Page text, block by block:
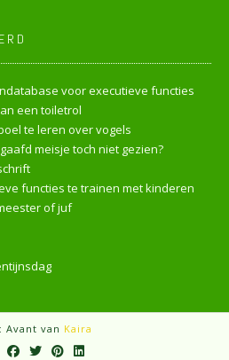
voor executieve functies
een toiletrol
te leren over vogels
meisje toch niet gezien?
functies te trainen met kinderen
of juf
Avant van Kaira